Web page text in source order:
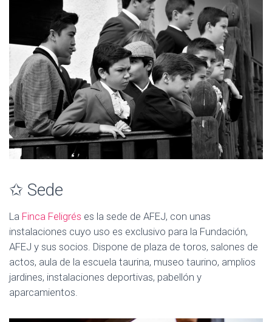
✩ Sede
La Finca Feligrés es la sede de AFEJ, con unas
instalaciones cuyo uso es exclusivo para la Fundación,
AFEJ y sus socios. Dispone de plaza de toros, salones de
actos, aula de la escuela taurina, museo taurino, amplios
jardines, instalaciones deportivas, pabellón y
aparcamientos.